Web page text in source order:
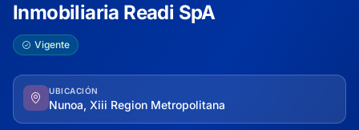
Inmobiliaria Readi SpA
Vigente
UBICACIÓN
Nunoa, Xiii Region Metropolitana